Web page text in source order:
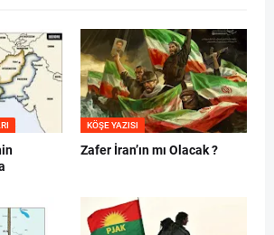
KÖŞE YAZISI
Zafer İran’ın mı Olacak ?